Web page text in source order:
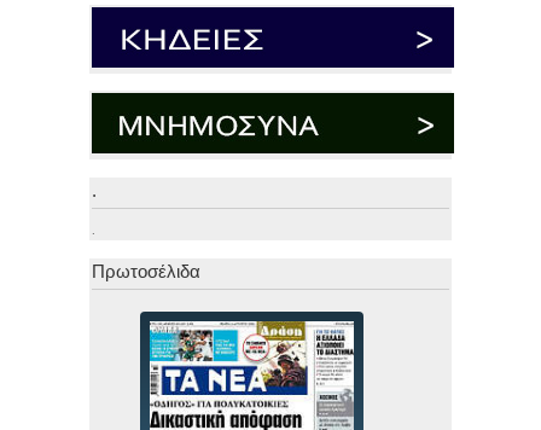
.
.
Πρωτοσέλιδα